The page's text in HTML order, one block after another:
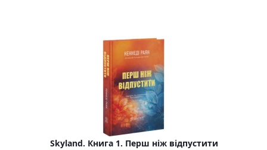
Skyland. Книга 1. Перш ніж відпустити